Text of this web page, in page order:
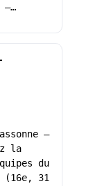
–…
–
la
du
(16e, 31